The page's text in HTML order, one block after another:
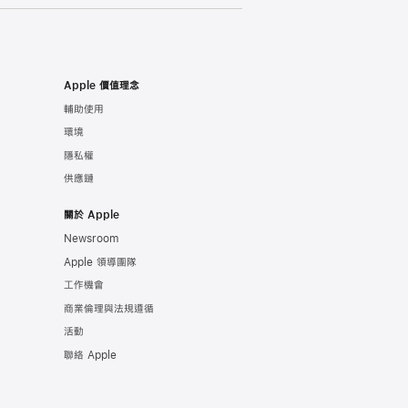
Apple 價值理念
輔助使用
環境
隱私權
供應鏈
關於 Apple
Newsroom
Apple 領導團隊
工作機會
商業倫理與法規遵循
活動
聯絡 Apple